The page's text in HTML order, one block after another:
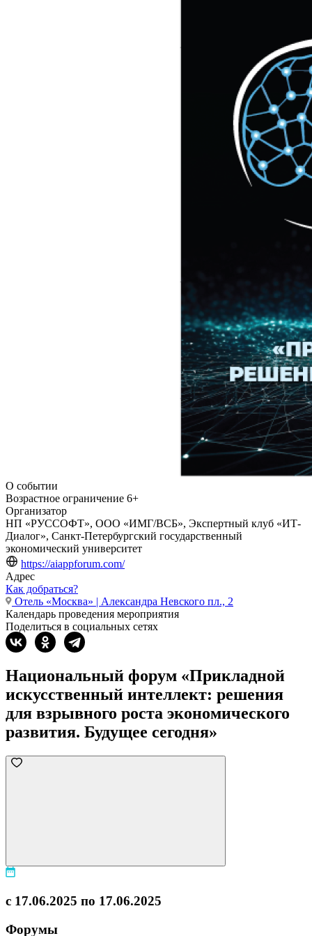
О событии
Возрастное ограничение 6+
Организатор
НП «РУССОФТ», ООО «ИМГ/ВСБ», Экспертный клуб «ИТ-
Диалог», Санкт-Петербургский государственный
экономический университет
https://aiappforum.com/
Адрес
Как добраться?
Отель «Москва» | Александра Невского пл., 2
Календарь проведения мероприятия
Поделиться в социальных сетях
Национальный форум «Прикладной
искусственный интеллект: решения
для взрывного роста экономического
развития. Будущее сегодня»
с 17.06.2025 по 17.06.2025
Форумы